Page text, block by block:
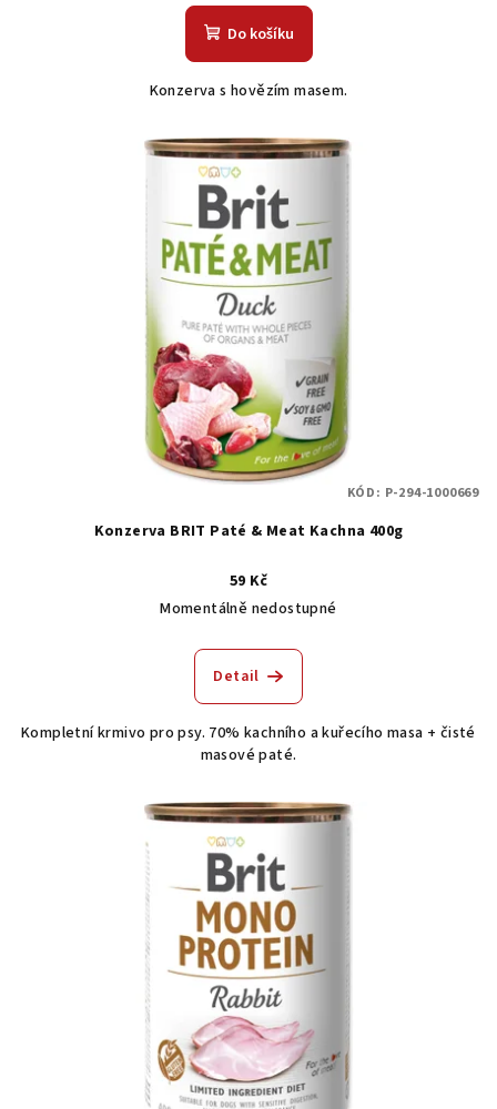
Do košíku
Konzerva s hovězím masem.
Konzerva BRIT Paté & Meat Kachna 400g
59 Kč
Momentálně nedostupné
Detail
Kompletní krmivo pro psy. 70% kachního a kuřecího masa + čisté
masové paté.
KÓD: P-294-1000669